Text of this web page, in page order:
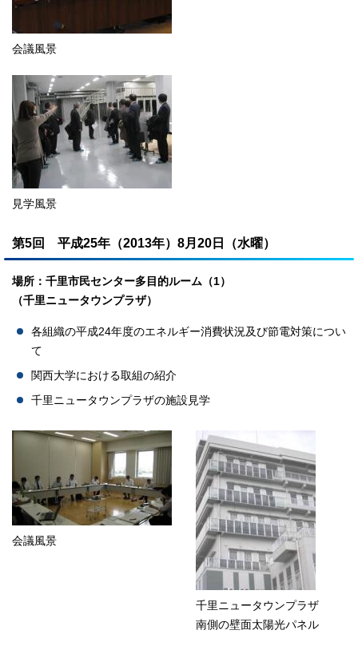
会議風景
見学風景
第5回 平成25年（2013年）8月20日（水曜）
場所：千里市民センター多目的ルーム（1）
（千里ニュータウンプラザ）
各組織の平成24年度のエネルギー消費状況及び節電対策につい
て
関西大学における取組の紹介
千里ニュータウンプラザの施設見学
会議風景
千里ニュータウンプラザ
南側の壁面太陽光パネル